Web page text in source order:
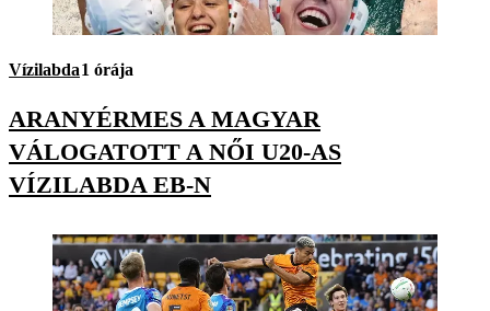
Vízilabda1 órája
ARANYÉRMES A MAGYAR
VÁLOGATOTT A NŐI U20-AS
VÍZILABDA EB-N